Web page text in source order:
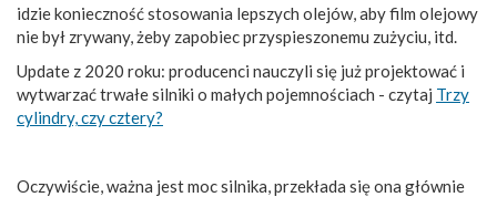
idzie konieczność stosowania lepszych olejów, aby film olejowy
nie był zrywany, żeby zapobiec przyspieszonemu zużyciu, itd.
Update z 2020 roku: producenci nauczyli się już projektować i
wytwarzać trwałe silniki o małych pojemnościach - czytaj Trzy
cylindry, czy cztery?
Oczywiście, ważna jest moc silnika, przekłada się ona głównie